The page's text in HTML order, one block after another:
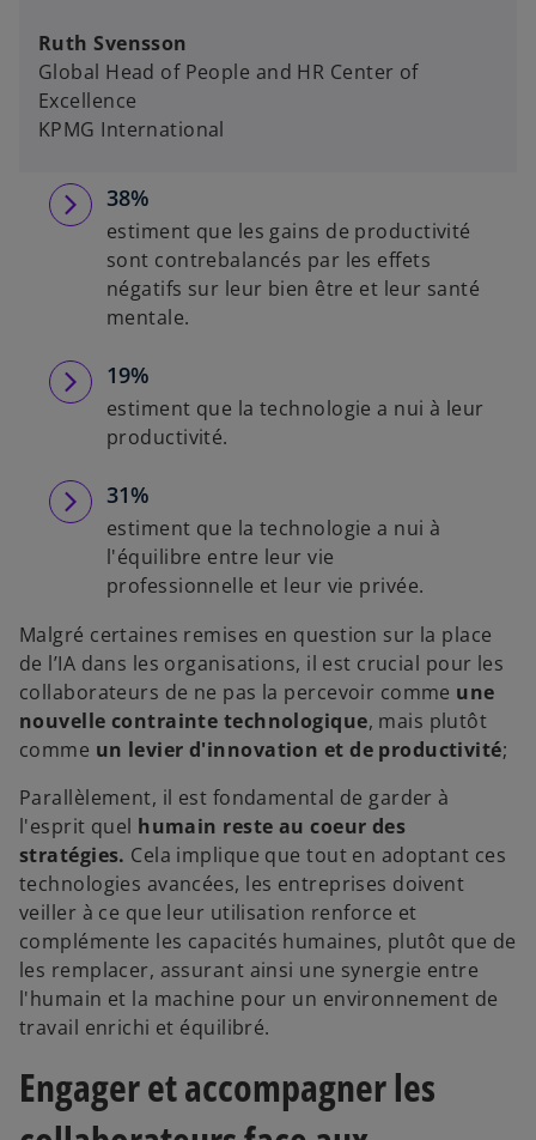
Ruth Svensson
Global Head of People and HR Center of
Excellence
KPMG International
38%
estiment que les gains de productivité
sont contrebalancés par les effets
négatifs sur leur bien être et leur santé
mentale.
19%
estiment que la technologie a nui à leur
productivité.
31%
estiment que la technologie a nui à
l'équilibre entre leur vie
professionnelle et leur vie privée.
Malgré certaines remises en question sur la place
de l’IA dans les organisations, il est crucial pour les
collaborateurs de ne pas la percevoir comme une
nouvelle contrainte technologique, mais plutôt
comme un levier d'innovation et de productivité;
Parallèlement, il est fondamental de garder à
l'esprit quel humain reste au coeur des
stratégies. Cela implique que tout en adoptant ces
technologies avancées, les entreprises doivent
veiller à ce que leur utilisation renforce et
complémente les capacités humaines, plutôt que de
les remplacer, assurant ainsi une synergie entre
l'humain et la machine pour un environnement de
travail enrichi et équilibré.
Engager et accompagner les